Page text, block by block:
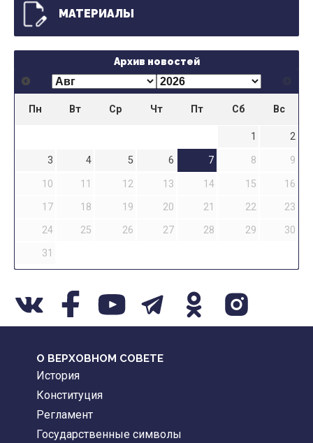
МАТЕРИАЛЫ
Архив новостей
Пн Вт Ср Чт Пт Сб Вс
1
2
3
4 5 6 7 8
9
10
11 12 13 14 15
16
17
18 19 20 21 22
23
24
25 26 27 28 29
30
31
О ВЕРХОВНОМ СОВЕТЕ
История
Конституция
Регламент
Государственные символы